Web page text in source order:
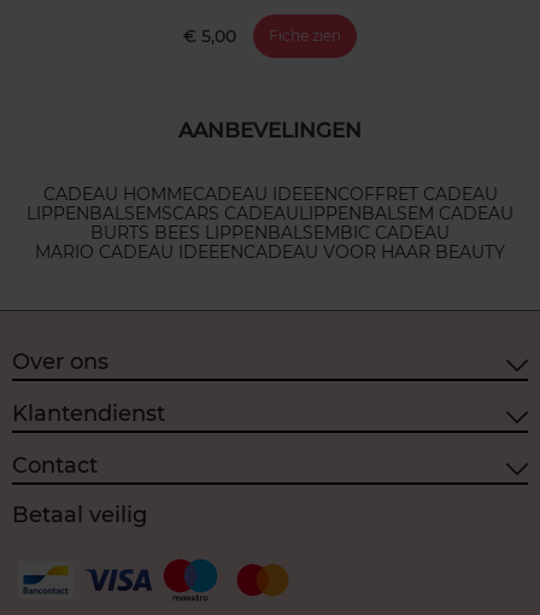
€ 5,00 Fiche zien
AANBEVELINGEN
CADEAU HOMMECADEAU IDEEENCOFFRET CADEAU
LIPPENBALSEMSCARS CADEAULIPPENBALSEM CADEAU
BURTS BEES LIPPENBALSEMBIC CADEAU
MARIO CADEAU IDEEENCADEAU VOOR HAAR BEAUTY
Over ons
Klantendienst
Contact
Betaal veilig